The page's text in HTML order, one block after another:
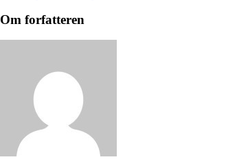
Om forfatteren